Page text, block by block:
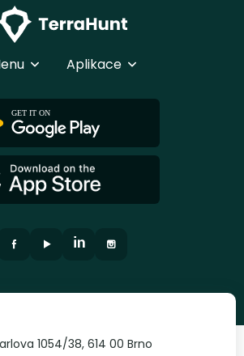
Aplikace
1054/38, 614 00 Brno